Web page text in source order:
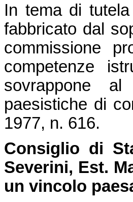
In tema di
fabbricato dal
commissione
competenze
sovrappone
paesistiche di
1977, n. 616.
Consiglio di
Severini, Est.
un vincolo